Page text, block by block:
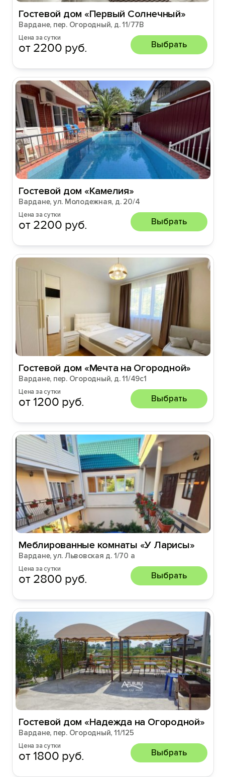
Гостевой дом «Первый Солнечный»
Вардане, пер. Огородный, д. 11/77В
Цена за сутки
от 2200 руб. Выбрать
Гостевой дом «Камелия»
Вардане, ул. Молодежная, д. 20/4
Цена за сутки
от 2200 руб. Выбрать
Гостевой дом «Мечта на Огородной»
Вардане, пер. Огородный, д. 11/49с1
Цена за сутки
от 1200 руб. Выбрать
Меблированные комнаты «У Ларисы»
Вардане, ул. Львовская д. 1/70 а
Цена за сутки
от 2800 руб. Выбрать
Гостевой дом «Надежда на Огородной»
Вардане, пер. Огородный, 11/125
Цена за сутки
от 1800 руб. Выбрать